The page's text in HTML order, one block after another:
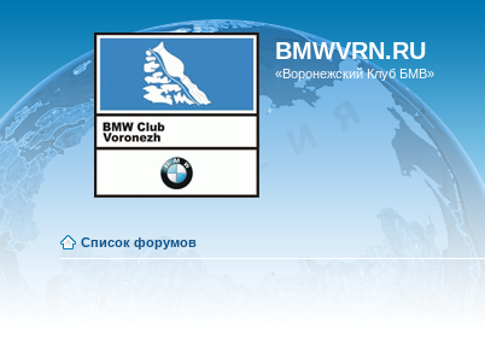
BMWVRN.RU
«Воронежский Клуб БМВ»
Список форумов